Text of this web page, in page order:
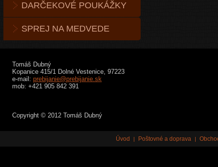
DARČEKOVÉ POUKÁŽKY
SPREJ NA MEDVEDE
Tomáš Dubný
Kopanice 415/1 Dolné Vestenice, 97223
e-mail: prebijanie@prebijanie.sk
mob: +421 905 842 391
Copyright © 2012 Tomáš Dubný
Úvod | Poštovné a doprava |